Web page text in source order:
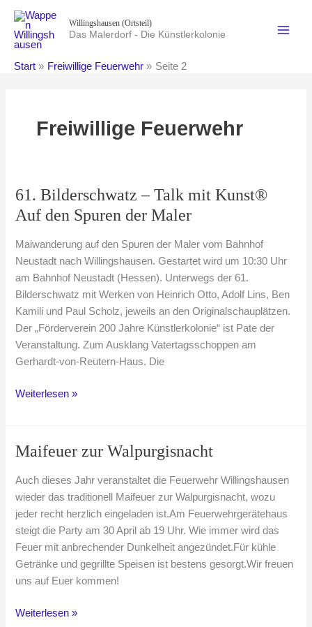
Inhalt
springen
Willingshausen (Ortsteil)
Das Malerdorf - Die Künstlerkolonie
Start Freiwillige Feuerwehr Seite 2
Freiwillige Feuerwehr
61. Bilderschwatz – Talk mit Kunst®
Auf den Spuren der Maler
Maiwanderung auf den Spuren der Maler vom Bahnhof
Neustadt nach Willingshausen. Gestartet wird um 10:30 Uhr
am Bahnhof Neustadt (Hessen). Unterwegs der 61.
Bilderschwatz mit Werken von Heinrich Otto, Adolf Lins, Ben
Kamili und Paul Scholz, jeweils an den Originalschauplätzen.
Der „Förderverein 200 Jahre Künstlerkolonie“ ist Pate der
Veranstaltung. Zum Ausklang Vatertagsschoppen am
Gerhardt-von-Reutern-Haus. Die
61.
Talk
mit
Kunst®
Auf
den
Spuren
der
Maler
Weiterlesen »
Maifeuer zur Walpurgisnacht
Auch dieses Jahr veranstaltet die Feuerwehr Willingshausen
wieder das traditionell Maifeuer zur Walpurgisnacht, wozu
jeder recht herzlich eingeladen ist.Am Feuerwehrgerätehaus
steigt die Party am 30 April ab 19 Uhr. Wie immer wird das
Feuer mit anbrechender Dunkelheit angezündet.Für kühle
Getränke und gegrillte Speisen ist bestens gesorgt.Wir freuen
uns auf Euer kommen!
Maifeuer
Weiterlesen »